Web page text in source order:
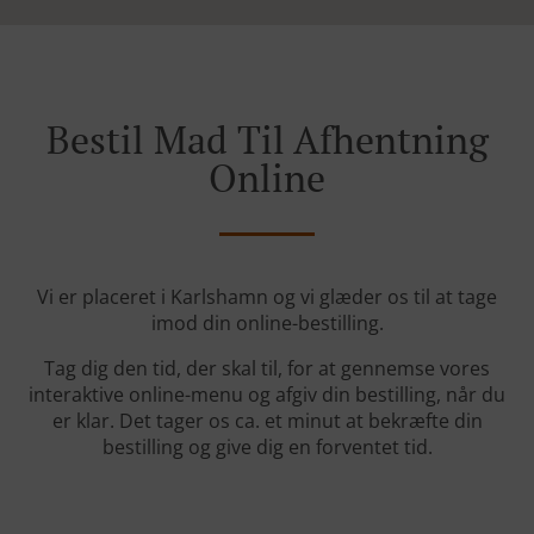
Bestil Mad Til Afhentning
Online
Vi er placeret i Karlshamn og vi glæder os til at tage
imod din online-bestilling.
Tag dig den tid, der skal til, for at gennemse vores
interaktive online-menu og afgiv din bestilling, når du
er klar. Det tager os ca. et minut at bekræfte din
bestilling og give dig en forventet tid.